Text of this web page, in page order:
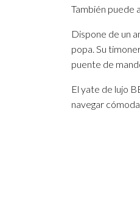
También puede
Dispone de un
popa. Su
puente de
El yate de lujo
navegar